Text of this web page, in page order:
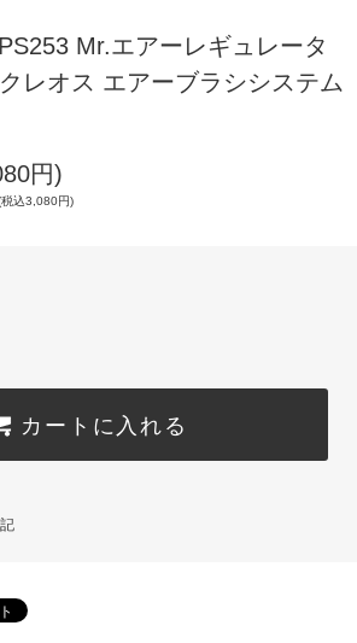
Mr.エアーレギュレータ
レオス エアーブラシシステム
円)
込3,080円)
カートに入れる